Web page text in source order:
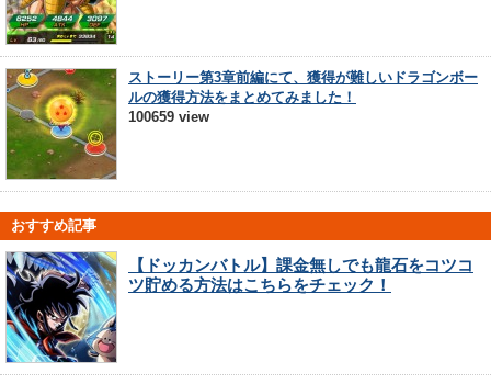
ストーリー第3章前編にて、獲得が難しいドラゴンボー
ルの獲得方法をまとめてみました！
100659 view
おすすめ記事
【ドッカンバトル】課金無しでも龍石をコツコ
ツ貯める方法はこちらをチェック！